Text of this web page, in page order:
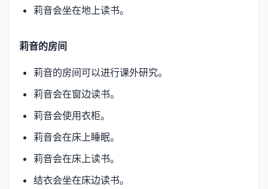
莉音会坐在地上读书。
莉音的房间
莉音的房间可以进行课外研究。
莉音会在窗边读书。
莉音会使用衣柜。
莉音会在床上睡眠。
莉音会在床上读书。
结衣会坐在床边读书。